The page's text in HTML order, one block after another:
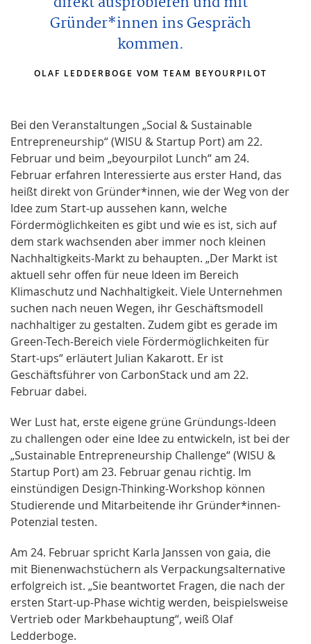
Gründer*innen ins Gespräch
kommen.
OLAF LEDDERBOGE VOM TEAM BEYOURPILOT
Bei den Veranstaltungen „Social & Sustainable
Entrepreneurship“ (WISU & Startup Port) am 22.
Februar und beim „beyourpilot Lunch“ am 24.
Februar erfahren Interessierte aus erster Hand, das
heißt direkt von Gründer*innen, wie der Weg von der
Idee zum Start-up aussehen kann, welche
Fördermöglichkeiten es gibt und wie es ist, sich auf
dem stark wachsenden aber immer noch kleinen
Nachhaltigkeits-Markt zu behaupten. „Der Markt ist
aktuell sehr offen für neue Ideen im Bereich
Klimaschutz und Nachhaltigkeit. Viele Unternehmen
suchen nach neuen Wegen, ihr Geschäftsmodell
nachhaltiger zu gestalten. Zudem gibt es gerade im
Green-Tech-Bereich viele Fördermöglichkeiten für
Start-ups“ erläutert Julian Kakarott. Er ist
Geschäftsführer von CarbonStack und am 22.
Februar dabei.
Wer Lust hat, erste eigene grüne Gründungs-Ideen
zu challengen oder eine Idee zu entwickeln, ist bei der
„Sustainable Entrepreneurship Challenge“ (WISU &
Startup Port) am 23. Februar genau richtig. Im
einstündigen Design-Thinking-Workshop können
Studierende und Mitarbeitende ihr Gründer*innen-
Potenzial testen.
Am 24. Februar spricht Karla Janssen von gaia, die
mit Bienenwachstüchern als Verpackungsalternative
erfolgreich ist. „Sie beantwortet Fragen, die nach der
ersten Start-up-Phase wichtig werden, beispielsweise
Vertrieb oder Markbehauptung“, weiß Olaf
Ledderboge.